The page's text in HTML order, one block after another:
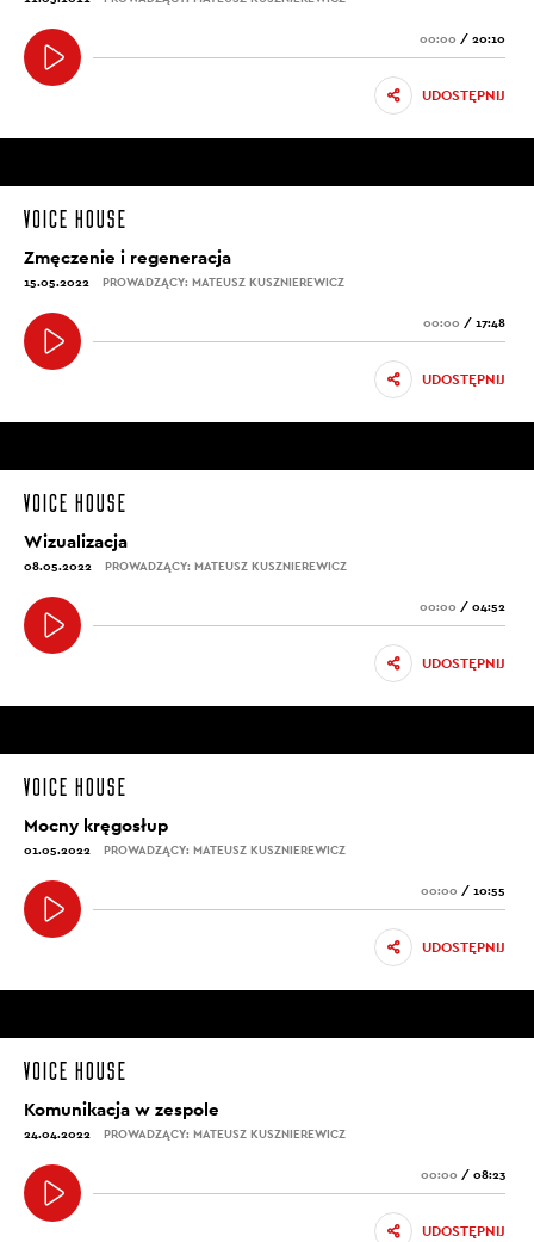
00:00 / 20:10
UDOSTĘPNIJ
Zmęczenie i regeneracja
15.05.2022 PROWADZĄCY: MATEUSZ KUSZNIEREWICZ
00:00 / 17:48
UDOSTĘPNIJ
Wizualizacja
08.05.2022 PROWADZĄCY: MATEUSZ KUSZNIEREWICZ
00:00 / 04:52
UDOSTĘPNIJ
Mocny kręgosłup
01.05.2022 PROWADZĄCY: MATEUSZ KUSZNIEREWICZ
00:00 / 10:55
UDOSTĘPNIJ
Komunikacja w zespole
24.04.2022 PROWADZĄCY: MATEUSZ KUSZNIEREWICZ
00:00 / 08:23
UDOSTĘPNIJ